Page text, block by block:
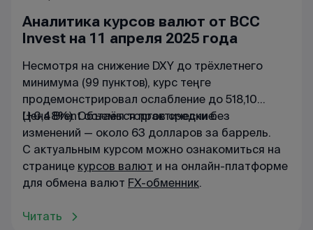
Аналитика курсов валют от BCC
Invest на 11 апреля 2025 года
Несмотря на снижение DXY до трёхлетнего
минимума (99 пунктов), курс теңге
продемонстрировал ослабление до 518,10
(+0,48%). Объемы торгов средние.
Цена Brent остаётся практически без
изменений — около 63 долларов за баррель.
С актуальным курсом можно ознакомиться на
странице курсов валют и на онлайн-платформе
для обмена валют FX-обменник.
Читать